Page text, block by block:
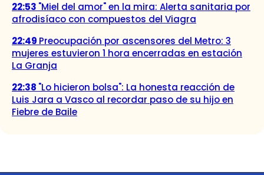
22:53 "Miel del amor" en la mira: Alerta sanitaria por
afrodisíaco con compuestos del Viagra
22:49 Preocupación por ascensores del Metro: 3
mujeres estuvieron 1 hora encerradas en estación
La Granja
22:38 "Lo hicieron bolsa": La honesta reacción de
Luis Jara a Vasco al recordar paso de su hijo en
Fiebre de Baile